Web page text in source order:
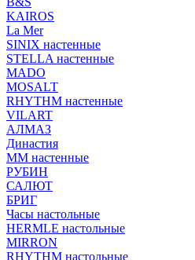
KAIROS
La Mer
SINIX настенные
STELLA настенные
MADO
MOSALT
RHYTHM настенные
VILART
АЛМАЗ
Династия
ММ настенные
РУБИН
САЛЮТ
БРИГ
Часы настольные
HERMLE настольные
MIRRON
RHYTHM настольные